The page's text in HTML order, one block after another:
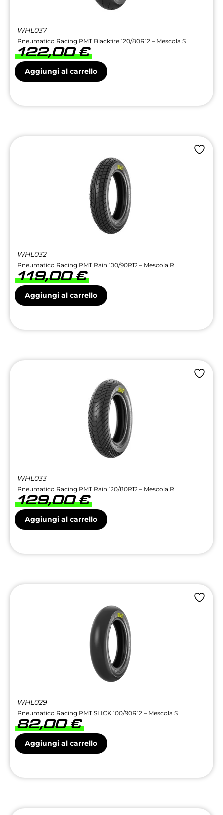
WHL037
Pneumatico Racing PMT Blackfire 120/80R12 – Mescola S
122,00€
Aggiungi al carrello
WHL032
Pneumatico Racing PMT Rain 100/90R12 – Mescola R
119,00€
Aggiungi al carrello
WHL033
Pneumatico Racing PMT Rain 120/80R12 – Mescola R
129,00€
Aggiungi al carrello
WHL029
Pneumatico Racing PMT SLICK 100/90R12 – Mescola S
82,00€
Aggiungi al carrello